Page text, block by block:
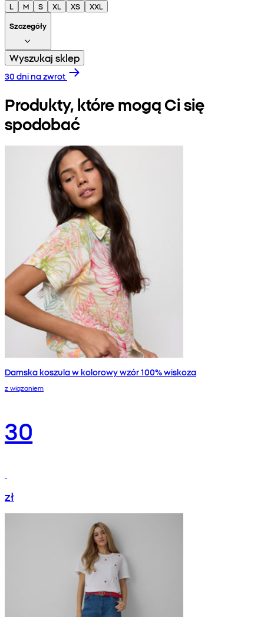
L M S XL XS
XXL
Szczegóły
Wyszukaj sklep
30 dni na zwrot
Produkty, które mogą Ci się
spodobać
Damska koszula w kolorowy wzór 100% wiskoza
z wiązaniem
30
zł